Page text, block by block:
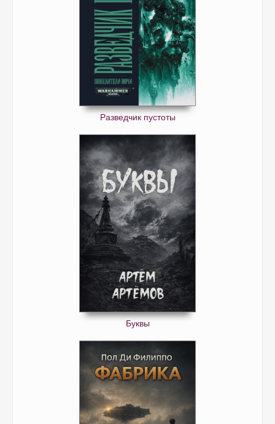
Разведчик пустоты
Буквы